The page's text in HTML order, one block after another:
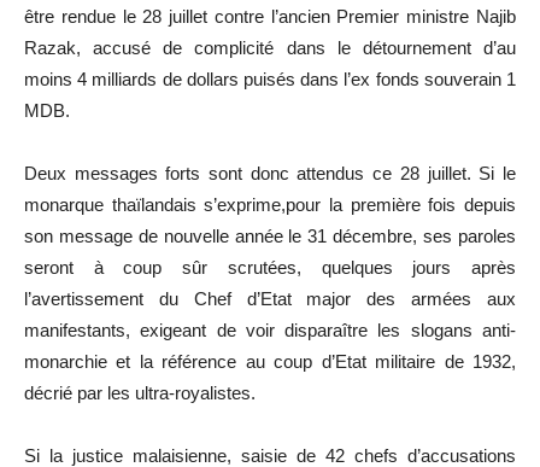
être rendue le 28 juillet contre l’ancien Premier ministre Najib
Razak, accusé de complicité dans le détournement d’au
moins 4 milliards de dollars puisés dans l’ex fonds souverain 1
MDB.
Deux messages forts sont donc attendus ce 28 juillet. Si le
monarque thaïlandais s’exprime,pour la première fois depuis
son message de nouvelle année le 31 décembre, ses paroles
seront à coup sûr scrutées, quelques jours après
l’avertissement du Chef d’Etat major des armées aux
manifestants, exigeant de voir disparaître les slogans anti-
monarchie et la référence au coup d’Etat militaire de 1932,
décrié par les ultra-royalistes.
Si la justice malaisienne, saisie de 42 chefs d’accusations